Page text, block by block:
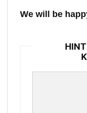
We will be